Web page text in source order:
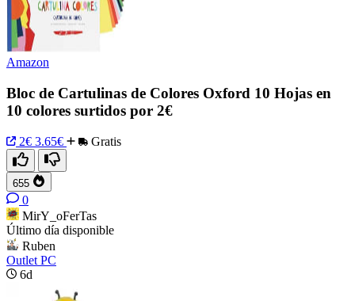
Amazon
Bloc de Cartulinas de Colores Oxford 10 Hojas en
10 colores surtidos por 2€
2€ 3.65€ Gratis
655
0
MirY_oFerTas
Último día disponible
Ruben
Outlet PC
6d